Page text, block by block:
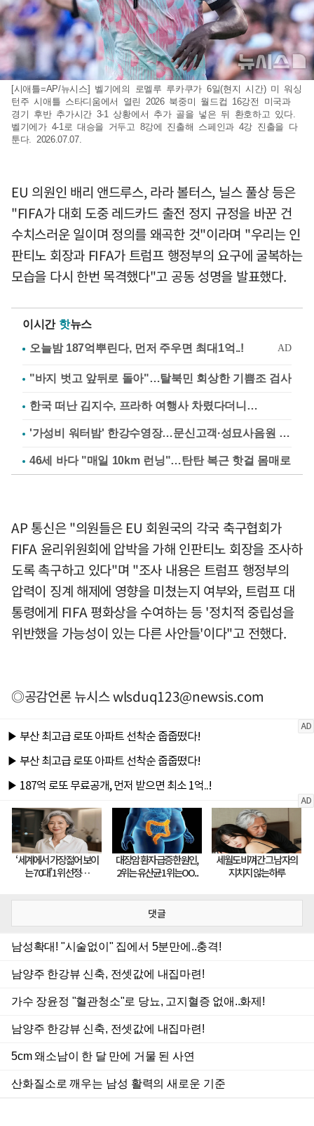
[시애틀=AP/뉴시스] 벨기에의 로멜루 루카쿠가 6일(현지 시간) 미 워싱
턴주 시애틀 스타디움에서 열린 2026 북중미 월드컵 16강전 미국과
경기 후반 추가시간 3-1 상황에서 추가 골을 넣은 뒤 환호하고 있다.
벨기에가 4-1로 대승을 거두고 8강에 진출해 스페인과 4강 진출을 다
툰다. 2026.07.07.
EU 의원인 배리 앤드루스, 라라 볼터스, 닐스 풀상 등은
"FIFA가 대회 도중 레드카드 출전 정지 규정을 바꾼 건
수치스러운 일이며 정의를 왜곡한 것"이라며 "우리는 인
판티노 회장과 FIFA가 트럼프 행정부의 요구에 굴복하는
모습을 다시 한번 목격했다"고 공동 성명을 발표했다.
이시간 핫뉴스
"바지 벗고 앞뒤로 돌아"…탈북민 회상한 기쁨조 검사
한국 떠난 김지수, 프라하 여행사 차렸다더니…
'가성비 워터밤' 한강수영장…문신고객·성묘사음원 민원
46세 바다 "매일 10km 런닝"…탄탄 복근 핫걸 몸매로
AP 통신은 "의원들은 EU 회원국의 각국 축구협회가
FIFA 윤리위원회에 압박을 가해 인판티노 회장을 조사하
도록 촉구하고 있다"며 "조사 내용은 트럼프 행정부의
압력이 징계 해제에 영향을 미쳤는지 여부와, 트럼프 대
통령에게 FIFA 평화상을 수여하는 등 '정치적 중립성을
위반했을 가능성이 있는 다른 사안들'이다"고 전했다.
◎공감언론 뉴시스wlsduq123@newsis.com
댓글